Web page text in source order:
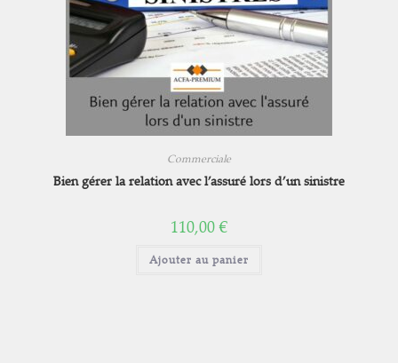
Commerciale
Bien gérer la relation avec l’assuré lors d’un sinistre
110,00€
Ajouter au panier